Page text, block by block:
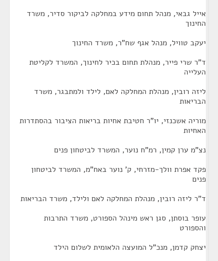
אייל גבאי, מנהל תחום מידע במחלקה לביקור סדיר, משרד
החינוך
יעקב טוויל, מנהל אגף שח"ר, משרד החינוך
ד"ר שרי פייר, מנהלת תחום בכיר לחינוך, המשרד לקליטת
העלייה
ליזה רובין, מנהלת המחלקה לאם, לילד ולמתבגר, משרד
הבריאות
מוריה אשכנזי, יו"ר חטיבת אחיות בריאות הציבור בהסתדרות
האחיות
נצ"מ ערן קמין, רמ"ח נוער, המשרד לביטחון פנים
פקד אפרת וולך-מזרחי, ק' נוער באח"מ, המשרד לביטחון
פנים
ד"ר ליזה רובין, מנהלת המחלקה לאם ולילד, משרד הבריאות
עופר בוסתן, סגן ראש מינהל הספורט, משרד התרבות
והספורט
יצחק קדמן, מנכ"ל המועצה הלאומית לשלום הילד